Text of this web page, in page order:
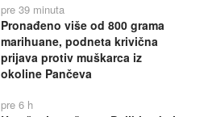
pre 39 minuta
Pronađeno više od 800 grama
marihuane, podneta krivična
prijava protiv muškarca iz
okoline Pančeva
pre 6 h